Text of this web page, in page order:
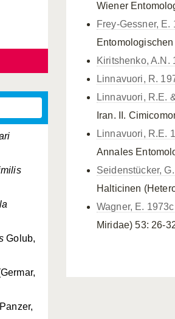
Golub,
Wiener
Frey-Gessner, E.
Kiritshenko, A.N.
Linnavuori, R.
Linnavuori, R.E.
Iran. II.
Linnavuori, R.E.
Annales
Seidenstücker,
Halticinen
Wagner, E. 1973c
Miridae) 53: 26-